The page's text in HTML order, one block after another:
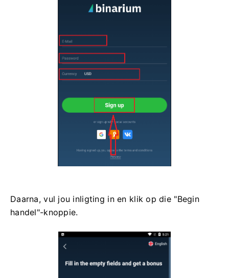
Daarna, vul jou inligting in en klik op die "Begin
handel"-knoppie.